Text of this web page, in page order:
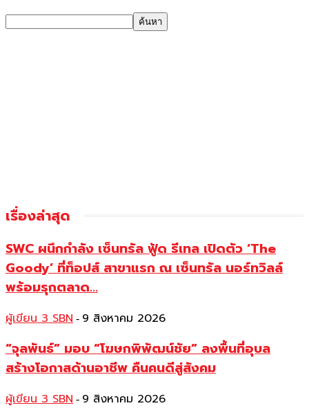
เรื่องล่าสุด
SWC ผนึกกำลัง เซ็นทรัล ฟู้ด รีเทล เปิดตัว ‘The
Goody’ ที่ท็อปส์ สาขาแรก ณ เซ็นทรัล นอร์ทวิลล์
พร้อมรุกตลาด...
ผู้เขียน 3 SBN - 9 สิงหาคม 2026
“จุลพันธ์” มอบ “โฆษกพิพัฒน์ชัย” ลงพื้นที่อุบล
สร้างโอกาสด้านอาชีพ คืนคนดีสู่สังคม
ผู้เขียน 3 SBN - 9 สิงหาคม 2026